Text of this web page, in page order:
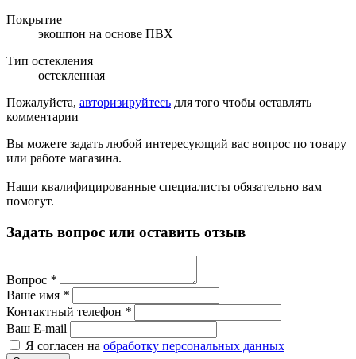
Покрытие
экошпон на основе ПВХ
Тип остекления
остекленная
Пожалуйста, авторизируйтесь для того чтобы оставлять
комментарии
Вы можете задать любой интересующий вас вопрос по товару
или работе магазина.
Наши квалифицированные специалисты обязательно вам
помогут.
Задать вопрос или оставить отзыв
Вопрос *
Ваше имя *
Контактный телефон *
Ваш E-mail
Я согласен на обработку персональных данных